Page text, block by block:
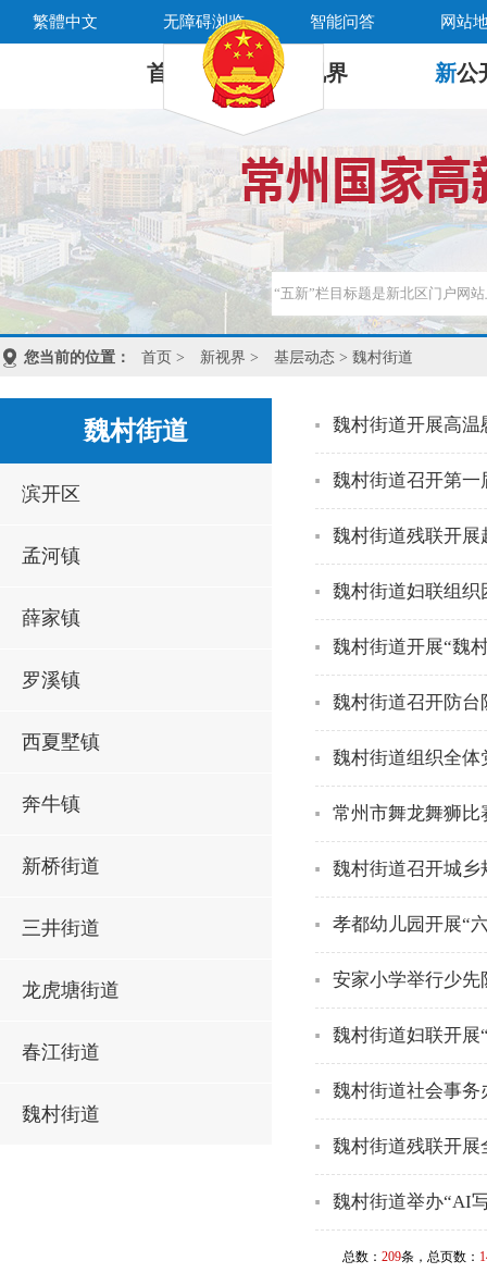
繁體中文 无障碍浏览 智能问答 网站
首 页 新 视界 新公
您当前的位置： 首页 > 新视界 > 基层动态 > 魏村街道
魏村街道
滨开区
孟河镇
薛家镇
罗溪镇
西夏墅镇
奔牛镇
新桥街道
三井街道
龙虎塘街道
春江街道
魏村街道
魏村街道开展高温
魏村街道召开第
魏村街道残联开
魏村街道妇联组
魏村街道开展“魏
魏村街道召开防
魏村街道组织全体
常州市舞龙舞狮
魏村街道召开城
孝都幼儿园开展“
安家小学举行少先
魏村街道妇联开展
魏村街道社会事务
魏村街道残联开
魏村街道举办“AI
总数： 209条，总页数：